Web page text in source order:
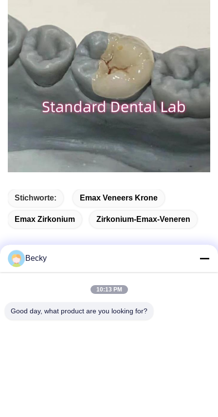
Stichworte: Emax Veneers Krone
Emax Zirkonium Zirkonium-Emax-Veneren
5/F, Gebäude B, KeShangMei Wissenschafts- und
Becky
10:13 PM
Good day, what product are you looking for?